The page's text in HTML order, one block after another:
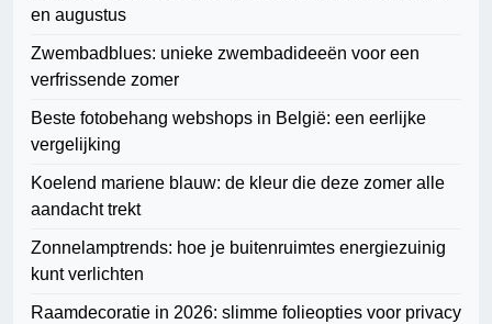
en augustus
Zwembadblues: unieke zwembadideeën voor een
verfrissende zomer
Beste fotobehang webshops in België: een eerlijke
vergelijking
Koelend mariene blauw: de kleur die deze zomer alle
aandacht trekt
Zonnelamptrends: hoe je buitenruimtes energiezuinig
kunt verlichten
Raamdecoratie in 2026: slimme folieopties voor privacy